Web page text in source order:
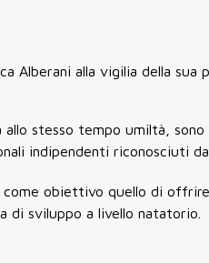
Alberani alla vigilia della sua
allo stesso tempo umiltà,
indipendenti riconosciuti
come obiettivo quello di
di sviluppo a livello natatorio.